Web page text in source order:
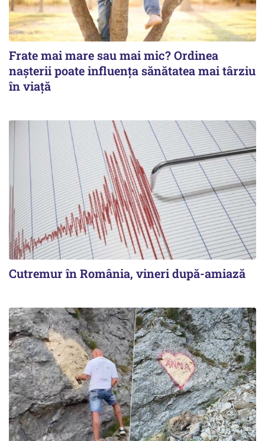
Frate mai mare sau mai mic? Ordinea
nașterii poate influența sănătatea mai târziu
în viață
Cutremur în România, vineri după-amiază